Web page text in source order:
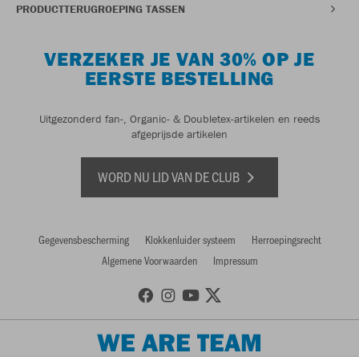
PRODUCTTERUGROEPING TASSEN
VERZEKER JE VAN 30% OP JE
EERSTE BESTELLING
Uitgezonderd fan-, Organic- & Doubletex-artikelen en reeds
afgeprijsde artikelen
WORD NU LID VAN DE CLUB
Gegevensbescherming Klokkenluider systeem
Herroepingsrecht
Algemene Voorwaarden
Impressum
WE ARE TEAM